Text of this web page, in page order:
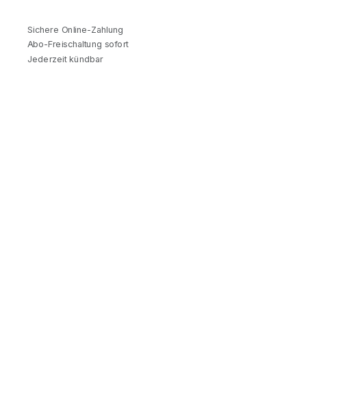
Sichere Online-Zahlung
Abo-Freischaltung sofort
Jederzeit kündbar